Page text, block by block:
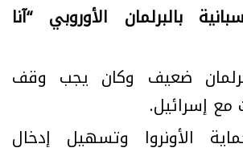
بالبرلمان الأوروبي “آنا
ضعيف وكان يجب وقف
مع إسرائيل.
الأونروا وتسهيل إدخال